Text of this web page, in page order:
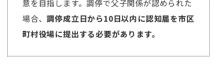
意を目指します。調停で父子関係が認められた
場合、調停成立日から10日以内に認知届を市区
町村役場に提出する必要があります。